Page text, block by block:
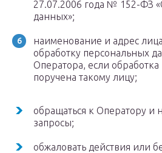
27.07.2006 года № 152-ФЗ
данных»;
наименование и адрес
обработку персональных
Оператора, если
поручена такому лицу;
обращаться к Оператору и
запросы;
обжаловать действия или